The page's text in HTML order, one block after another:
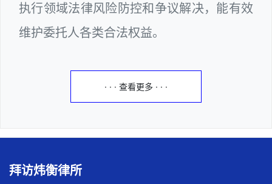
执行领域法律风险防控和争议解决，能有效
维护委托人各类合法权益。
· · · 查看更多 · · ·
拜访炜衡律所